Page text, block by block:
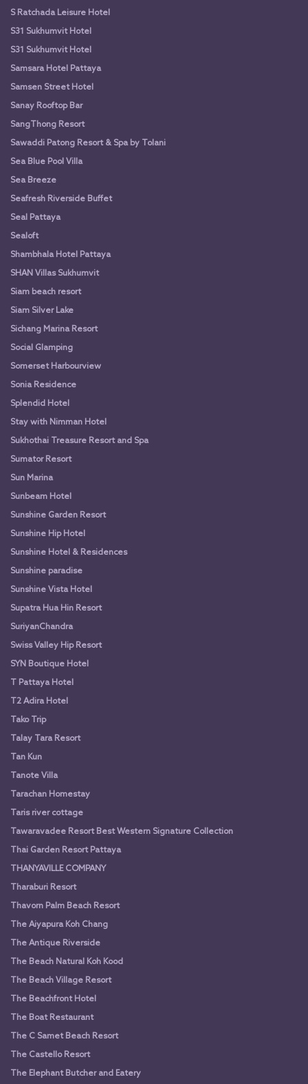
S Ratchada Leisure Hotel
S31 Sukhumvit Hotel
S31 Sukhumvit Hotel
Samsara Hotel Pattaya
Samsen Street Hotel
Sanay Rooftop Bar
SangThong Resort
Sawaddi Patong Resort & Spa by Tolani
Sea Blue Pool Villa
Sea Breeze
Seafresh Riverside Buffet
Seal Pattaya
Sealoft
Shambhala Hotel Pattaya
SHAN Villas Sukhumvit
Siam beach resort
Siam Silver Lake
Sichang Marina Resort
Social Glamping
Somerset Harbourview
Sonia Residence
Splendid Hotel
Stay with Nimman Hotel
Sukhothai Treasure Resort and Spa
Sumator Resort
Sun Marina
Sunbeam Hotel
Sunshine Garden Resort
Sunshine Hip Hotel
Sunshine Hotel & Residences
Sunshine paradise
Sunshine Vista Hotel
Supatra Hua Hin Resort
SuriyanChandra
Swiss Valley Hip Resort
SYN Boutique Hotel
T Pattaya Hotel
T2 Adira Hotel
Tako Trip
Talay Tara Resort
Tan Kun
Tanote Villa
Tarachan Homestay
Taris river cottage
Tawaravadee Resort Best Western Signature Collection
Thai Garden Resort Pattaya
THANYAVILLE COMPANY
Tharaburi Resort
Thavorn Palm Beach Resort
The Aiyapura Koh Chang
The Antique Riverside
The Beach Natural Koh Kood
The Beach Village Resort
The Beachfront Hotel
The Boat Restaurant
The C Samet Beach Resort
The Castello Resort
The Elephant Butcher and Eatery